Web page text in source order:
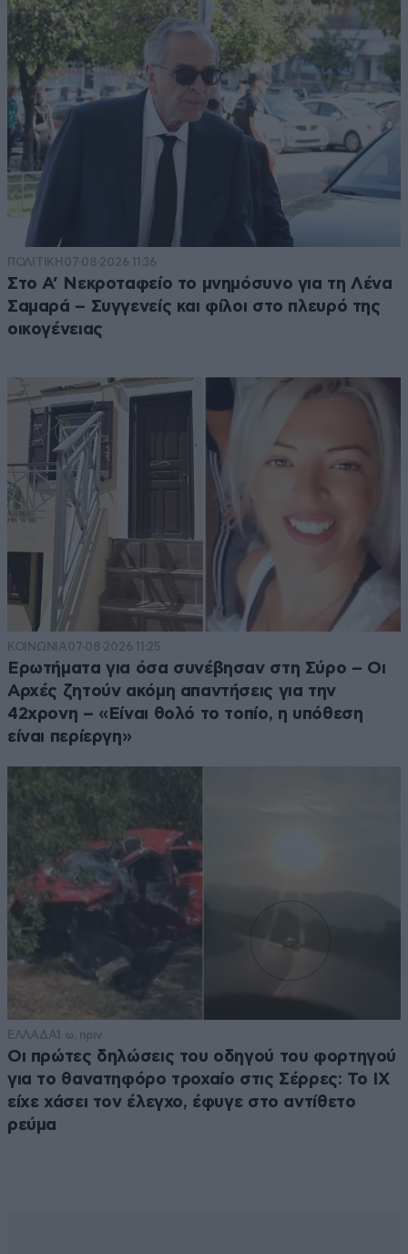
ΠΟΛΙΤΙΚΗ 07·08·2026 11:36
Στο Α’ Νεκροταφείο το μνημόσυνο για τη Λένα
Σαμαρά – Συγγενείς και φίλοι στο πλευρό της
οικογένειας
ΚΟΙΝΩΝΙΑ07·08·2026 11:25
Ερωτήματα για όσα συνέβησαν στη Σύρο – Οι
Αρχές ζητούν ακόμη απαντήσεις για την
42χρονη – «Είναι θολό το τοπίο, η υπόθεση
είναι περίεργη»
ΕΛΛΑΔΑ1 ω. πριν
Οι πρώτες δηλώσεις του οδηγού του φορτηγού
για το θανατηφόρο τροχαίο στις Σέρρες: Το ΙΧ
είχε χάσει τον έλεγχο, έφυγε στο αντίθετο
ρεύμα